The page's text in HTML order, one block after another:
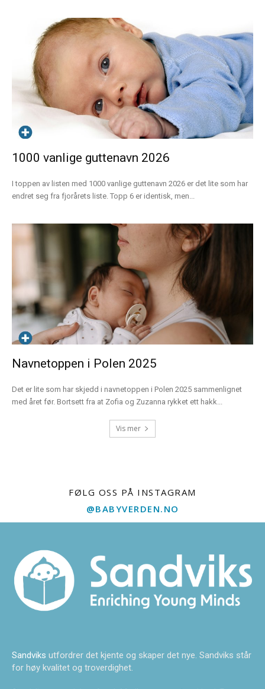
1000 vanlige guttenavn 2026
I toppen av listen med 1000 vanlige guttenavn 2026 er det lite som har
endret seg fra fjorårets liste. Topp 6 er identisk, men...
Navnetoppen i Polen 2025
Det er lite som har skjedd i navnetoppen i Polen 2025 sammenlignet
med året før. Bortsett fra at Zofia og Zuzanna rykket ett hakk...
Vis mer
FØLG OSS PÅ INSTAGRAM
@BABYVERDEN.NO
Sandviks utfordrer det kjente og skaper det nye. Sandviks står
for høy kvalitet og troverdighet.